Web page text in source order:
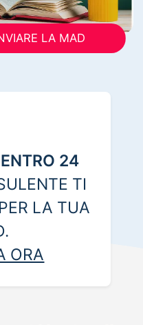
LA MAD
24
TI
LA TUA
ORA